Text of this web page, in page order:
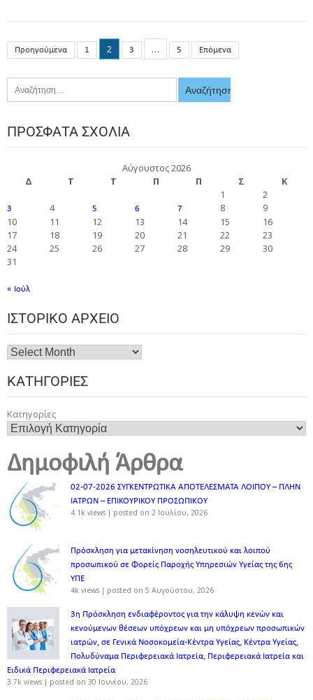
Προηγούμενα 1 2 3 … 5 Επόμενα
ΠΡΌΣΦΑΤΑ ΣΧΌΛΙΑ
Αύγουστος 2026
Δ
Τ Τ Π Π Σ
Κ
1
2
3 4 5 6 7 8
9
10
11 12 13 14 15
16
17
18 19 20 21 22
23
24
25 26 27 28 29
30
31
« Ιούλ
ΙΣΤΟΡΙΚΌ ΑΡΧΕΊΟ
ΚΑΤΗΓΟΡΊΕΣ
Κατηγορίες
Δημοφιλή Άρθρα
02-07-2026 ΣΥΓΚΕΝΤΡΩΤΙΚΑ ΑΠΟΤΕΛΕΣΜΑΤΑ ΛΟΙΠΟΥ – ΠΛΗΝ
ΙΑΤΡΩΝ – ΕΠΙΚΟΥΡΙΚΟΥ ΠΡΟΣΩΠΙΚOY
4.1k views | posted on 2 Ιουλίου, 2026
Πρόσκληση για μετακίνηση νοσηλευτικού και λοιπού
προσωπικού σε Φορείς Παροχής Υπηρεσιών Υγείας της 6ης
ΥΠΕ
4k views | posted on 5 Αυγούστου, 2026
3η Πρόσκληση ενδιαφέροντος για την κάλυψη κενών και
κενούμενων θέσεων υπόχρεων και μη υπόχρεων προσωπικών
ιατρών, σε Γενικά Νοσοκομεία-Κέντρα Υγείας, Κέντρα Υγείας,
Πολυδύναμα Περιφερειακά Ιατρεία, Περιφερειακά Ιατρεία και
Ειδικά Περιφερειακά Ιατρεία
3.7k views | posted on 30 Ιουνίου, 2026